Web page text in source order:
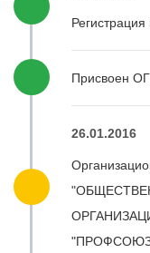
Присвоен
26.01.2016